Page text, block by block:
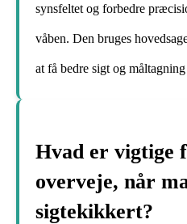
synsfeltet og forbedre
våben. Den bruges
at få bedre sigt og
Hvad er vigtige
overveje, når
sigtekikkert?